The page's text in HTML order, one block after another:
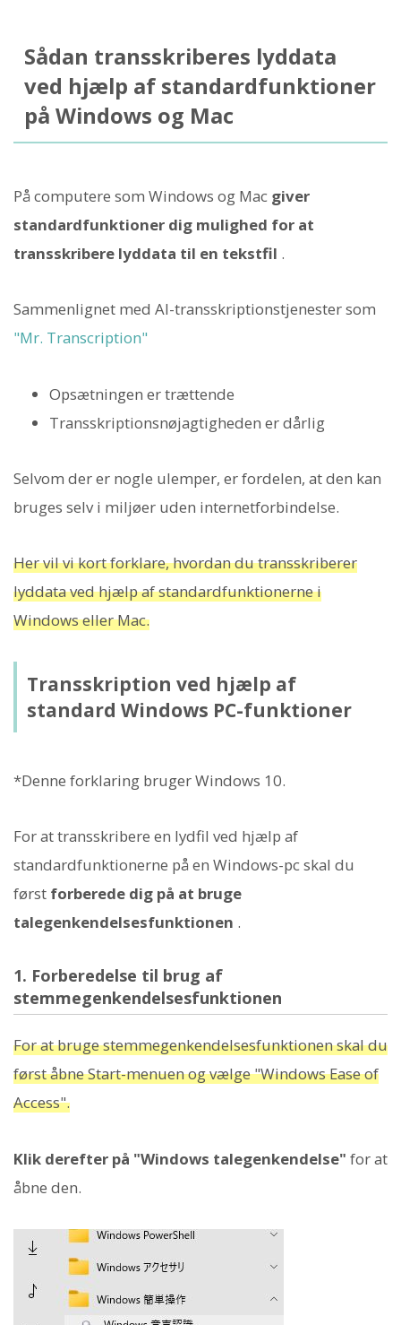
Sådan transskriberes lyddata
ved hjælp af standardfunktioner
på Windows og Mac
På computere som Windows og Mac giver
standardfunktioner dig mulighed for at
transskribere lyddata til en tekstfil .
Sammenlignet med AI-transskriptionstjenester som
"Mr. Transcription"
Opsætningen er trættende
Transskriptionsnøjagtigheden er dårlig
Selvom der er nogle ulemper, er fordelen, at den kan
bruges selv i miljøer uden internetforbindelse.
Her vil vi kort forklare, hvordan du transskriberer
lyddata ved hjælp af standardfunktionerne i
Windows eller Mac.
Transskription ved hjælp af
standard Windows PC-funktioner
*Denne forklaring bruger Windows 10.
For at transskribere en lydfil ved hjælp af
standardfunktionerne på en Windows-pc skal du
først forberede dig på at bruge
talegenkendelsesfunktionen .
1. Forberedelse til brug af
stemmegenkendelsesfunktionen
For at bruge stemmegenkendelsesfunktionen skal du
først åbne Start-menuen og vælge "Windows Ease of
Access".
Klik derefter på "Windows talegenkendelse" for at
åbne den.